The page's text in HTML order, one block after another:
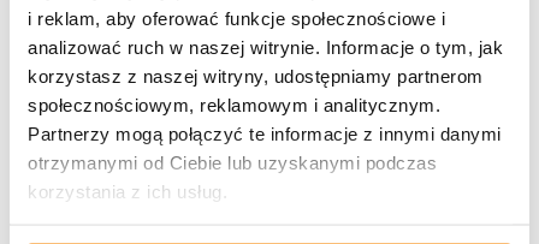
i reklam, aby oferować funkcje społecznościowe i
analizować ruch w naszej witrynie. Informacje o tym, jak
korzystasz z naszej witryny, udostępniamy partnerom
społecznościowym, reklamowym i analitycznym.
Partnerzy mogą połączyć te informacje z innymi danymi
otrzymanymi od Ciebie lub uzyskanymi podczas
korzystania z ich usług.
Opis produktu
Specyfikacja
Opinie klientów